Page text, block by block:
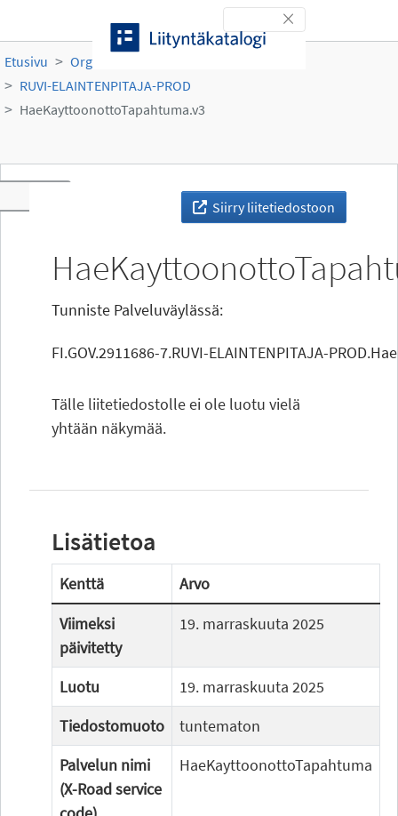
Toggle navigation
Etusivu Organisaatiot
RUVI-ELAINTENPITAJA-PROD
HaeKayttoonottoTapahtuma.v3
Siirry liitetiedostoon
Tunniste Palveluväylässä:
FI.GOV.2911686-7.RUVI-ELAINTENPITAJA-
Tälle liitetiedostolle ei ole luotu vielä
yhtään näkymää.
Lisätietoa
Kenttä
Arvo
Viimeksi
päivitetty
19. marraskuuta 2025
Luotu
19. marraskuuta 2025
Tiedostomuoto
tuntematon
Palvelun nimi
(X-Road service
HaeKayttoonottoTapahtuma